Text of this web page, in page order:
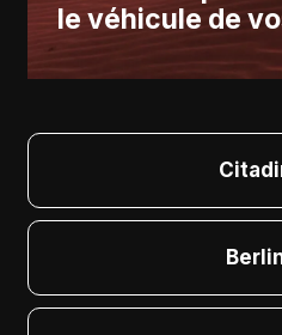
le véhicule de